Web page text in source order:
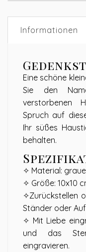
Informationen
Eine schöne
Sie den
verstorbenen
Spruch auf
Ihr süßes
behalten.
✧ Material:
✧ Größe: 10x10
✧Zurückstellen
Ständer oder
✧ Mit Liebe
und das
eingravieren.